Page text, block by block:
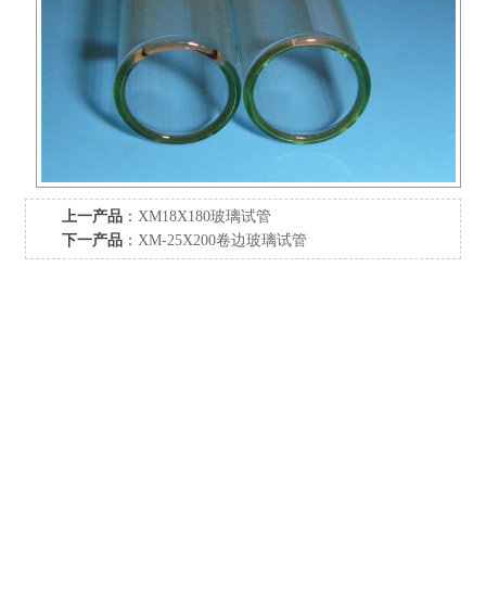
上一产品： XM18X180玻璃试管
下一产品： XM-25X200卷边玻璃试管